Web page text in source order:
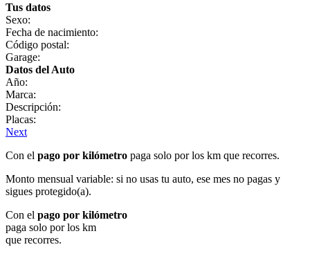
Tus datos
Sexo:
Fecha de nacimiento:
Código postal:
Garage:
Datos del Auto
Año:
Marca:
Descripción:
Placas:
Next
Con el pago por kilómetro paga solo por los km que recorres.
Monto mensual variable: si no usas tu auto, ese mes no pagas y
sigues protegido(a).
Con el pago por kilómetro
paga solo por los km
que recorres.